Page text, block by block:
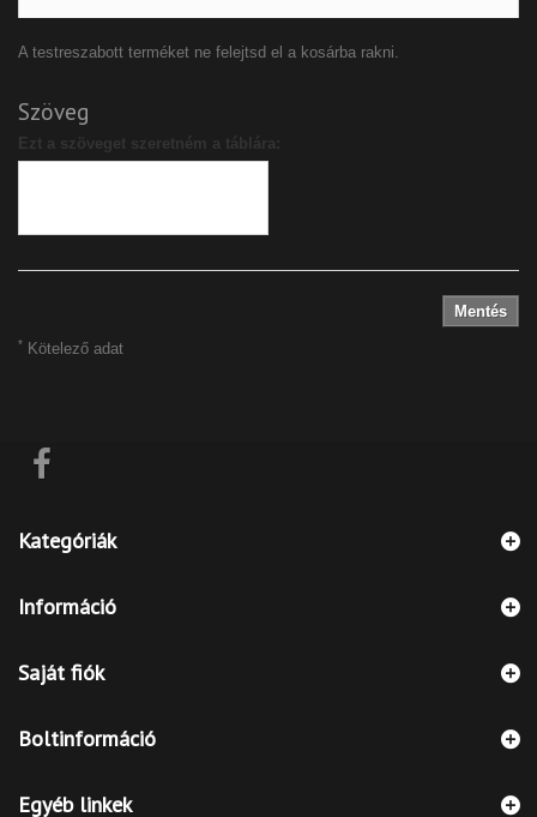
A testreszabott terméket ne felejtsd el a kosárba rakni.
Szöveg
Ezt a szöveget szeretném a táblára:
Mentés
* Kötelező adat
Kategóriák
Információ
Saját fiók
Boltinformáció
Egyéb linkek